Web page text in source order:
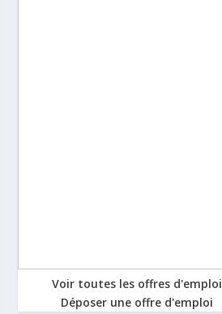
Voir toutes les offres d'emploi
Déposer une offre d'emploi